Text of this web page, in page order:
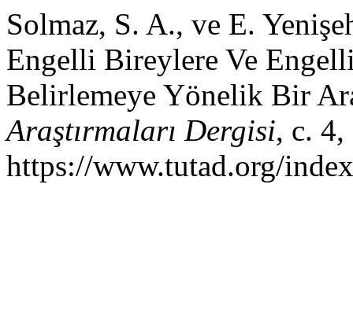
Solmaz, S. A., ve E.
Engelli Bireylere Ve Engelli
Belirlemeye Yönelik Bir
Araştırmaları Dergisi, c. 4,
https://www.tutad.org/